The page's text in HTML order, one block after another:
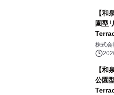
【和
園型
オー
付を
株式会
【和
公園